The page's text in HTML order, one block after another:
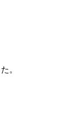
。